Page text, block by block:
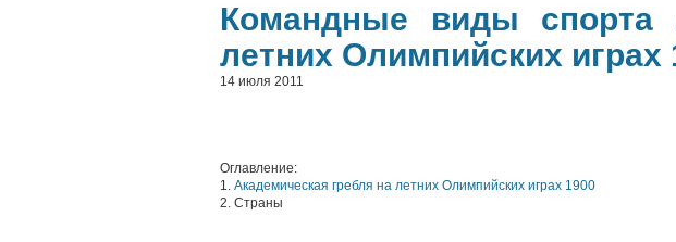
Командные виды спорта
летних Олимпийских играх
14 июля 2011
Оглавление:
1. Академическая гребля на летних Олимпийских играх 1900
2. Страны